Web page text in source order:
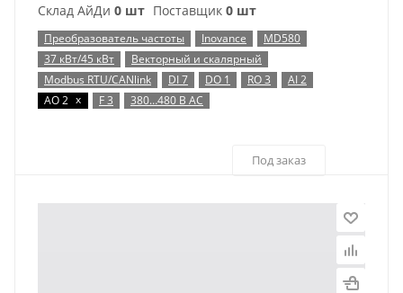
Склад АйДи 0 шт Поставщик 0 шт
Преобразователь частоты Inovance
MD580
37 кВт/45 кВт
Векторный и скалярный
Modbus RTU/CANlink
DI 7 DO 1 RO 3
AI 2
AO 2 x F 3 380…480 В AC
Под заказ